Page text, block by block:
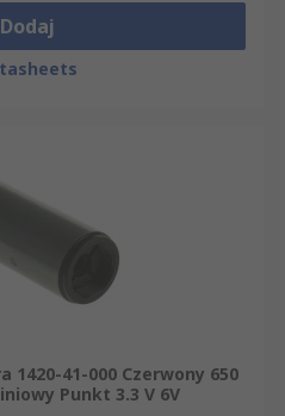
Dodaj
1420-41-000 Czerwony 650
Punkt 3.3 V 6V